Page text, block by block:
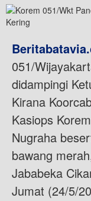
051/
didampingi
Kirana
Kasiops
Nugraha
bawang
Jababeka
Jumat (24/5/